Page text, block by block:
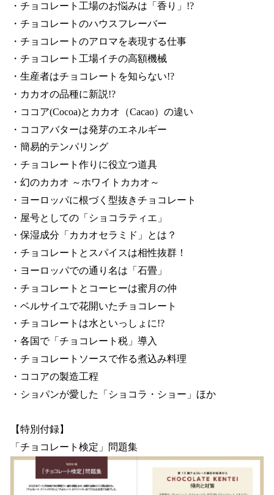
・チョコレート工場のお悩みは「香り」!?
・チョコレートのハウスフレーバー
・チョコレートのアロマを表現する仕事
・チョコレート工場イチの高額機械
・生産者はチョコレートを知らない!?
・カカオの品種に新説!?
・ココア(Cocoa)とカカオ（Cacao）の違い
・ココアバターは発芽のエネルギー
・簡易的テンパリング
・チョコレート作りに役立つ道具
・幻のカカオ ～ホワイトカカオ～
・ヨーロッパに根づく型抜きチョコレート
・屋号としての「ショコラティエ」
・保湿成分「カカオセラミド」とは？
・チョコレートとスパイスは相性抜群！
・ヨーロッパでの通り名は「石畳」
・チョコレートとコーヒーは蜜月の仲
・ベルサイユで花開いたチョコレート
・チョコレートは水といっしょに!?
・各国で「チョコレート税」導入
・チョコレートソースで作る煮込み料理
・ココアの製造工程
・ショパンが愛した「ショコラ・ショー」ほか
【特別付録】
「チョコレート検定」問題集